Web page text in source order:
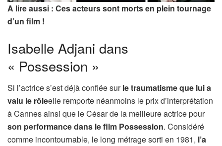
A lire aussi : Ces acteurs sont morts en plein tournage
d’un film !
Isabelle Adjani dans
« Possession »
Si l’actrice s’est déjà confiée surle traumatisme que lui a
valu le rôleelle remporte néanmoins le prix d’interprétation
à Cannes ainsi que le César de la meilleure actrice pour
son performance dans le film Possession. Considéré
comme incontournable, le long métrage sorti en 1981, l’a